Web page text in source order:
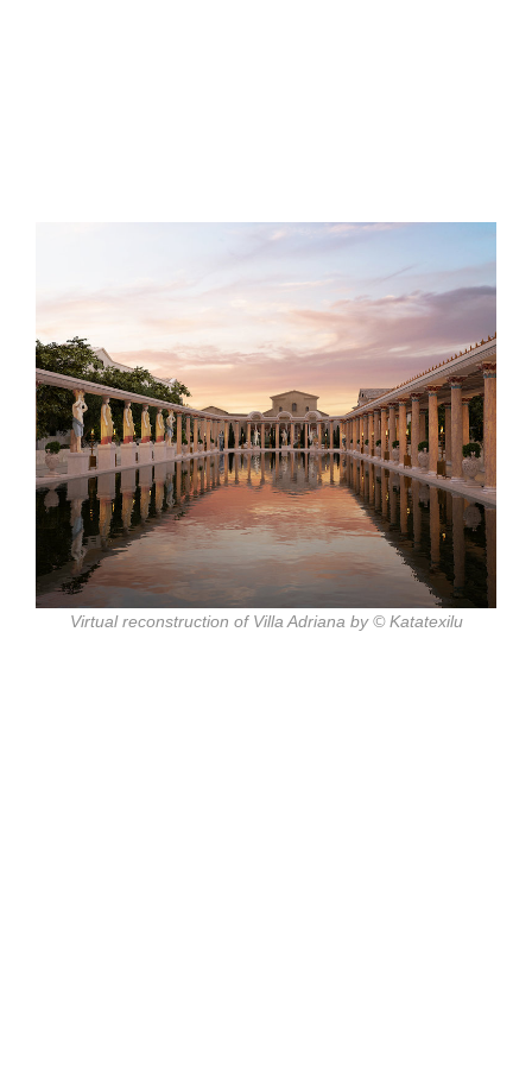
Virtual reconstruction of Villa Adriana by © Katatexilu